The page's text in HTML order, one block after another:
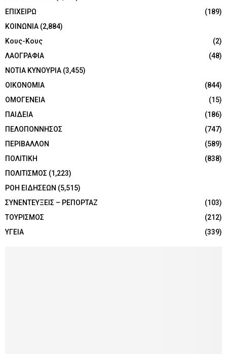
ΕΠΙΧΕΙΡΩ
(189)
ΚΟΙΝΩΝΙΑ (2,884)
Κους-Κους
(2)
ΛΑΟΓΡΑΦΙΑ
(48)
ΝΟΤΙΑ ΚΥΝΟΥΡΙΑ (3,455)
ΟΙΚΟΝΟΜΙΑ
(844)
ΟΜΟΓΕΝΕΙΑ
(15)
ΠΑΙΔΕΙΑ
(186)
ΠΕΛΟΠΟΝΝΗΣΟΣ
(747)
ΠΕΡΙΒΑΛΛΟΝ
(589)
ΠΟΛΙΤΙΚΗ
(838)
ΠΟΛΙΤΙΣΜΟΣ (1,223)
ΡΟΗ ΕΙΔΗΣΕΩΝ (5,515)
ΣΥΝΕΝΤΕΥΞΕΙΣ – ΡΕΠΟΡΤΑΖ
(103)
ΤΟΥΡΙΣΜΟΣ
(212)
ΥΓΕΙΑ
(339)